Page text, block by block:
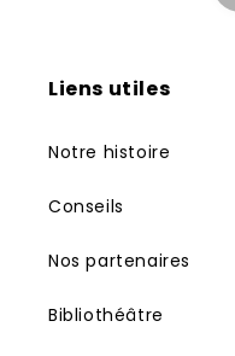
Liens utiles
Notre histoire
Conseils
Nos partenaires
Bibliothéâtre